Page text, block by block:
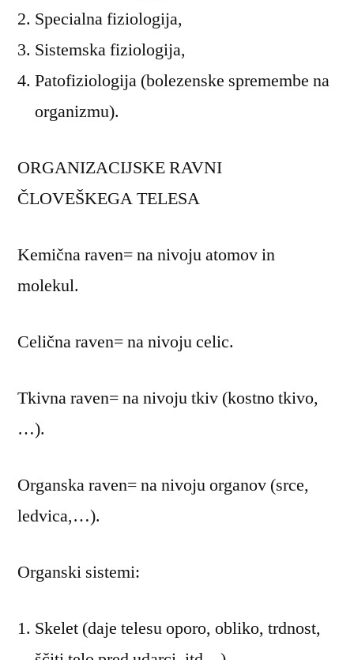
Specialna fiziologija,
Sistemska fiziologija,
Patofiziologija (bolezenske spremembe na
organizmu).
ORGANIZACIJSKE RAVNI
ČLOVEŠKEGA TELESA
Kemična raven= na nivoju atomov in
molekul.
Celična raven= na nivoju celic.
Tkivna raven= na nivoju tkiv (kostno tkivo,
…).
Organska raven= na nivoju organov (srce,
ledvica,…).
Organski sistemi:
Skelet (daje telesu oporo, obliko, trdnost,